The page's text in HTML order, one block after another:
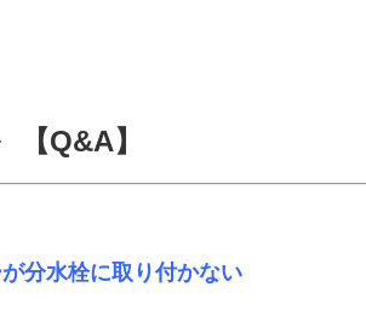
【Q&A】
分水栓に取り付かない